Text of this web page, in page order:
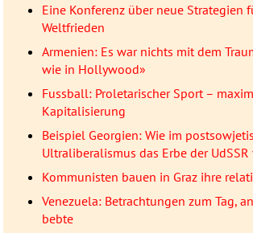
Eine Konferenz über neue Strategien
Weltfrieden
Armenien: Es war nichts mit dem
wie in Hollywood»
Fussball: Proletarischer Sport –
Kapitalisierung
Beispiel Georgien: Wie im
Ultraliberalismus das Erbe der
Kommunisten bauen in Graz ihre
Venezuela: Betrachtungen zum Tag,
bebte